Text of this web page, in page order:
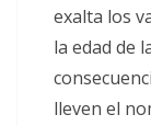
exalta los
la edad de
lleven el